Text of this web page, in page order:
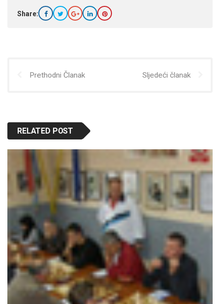
Share:
Prethodni Članak Sljedeći članak
RELATED POST